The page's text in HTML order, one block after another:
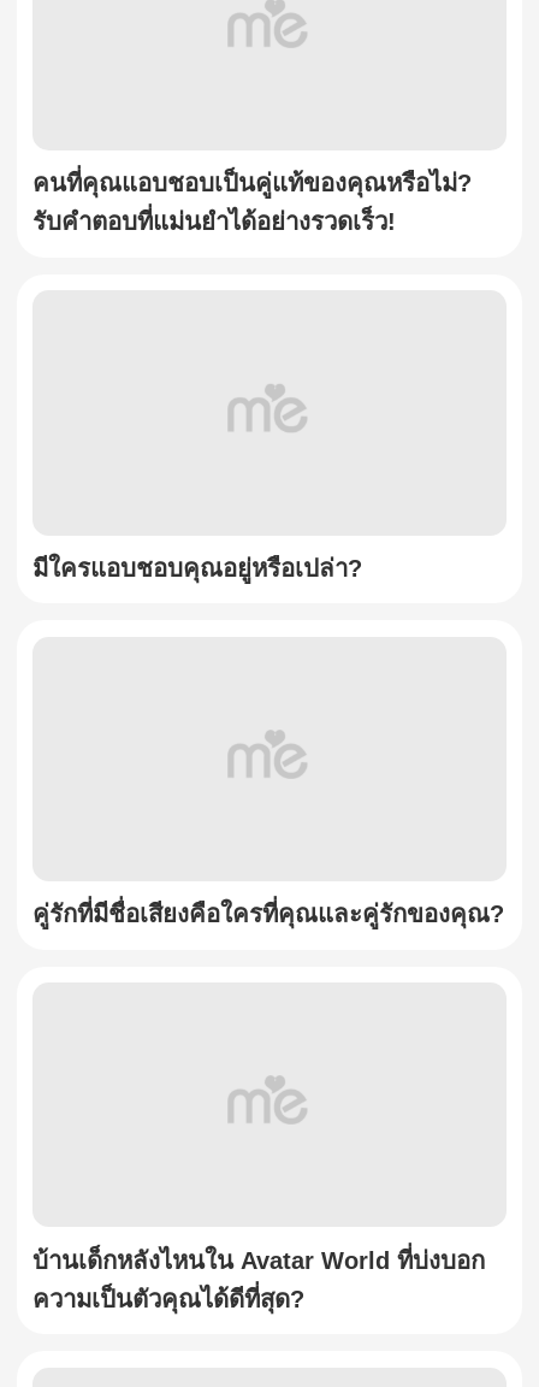
คนที่คุณแอบชอบเป็นคู่แท้ของคุณหรือไม่?
รับคำตอบที่แม่นยำได้อย่างรวดเร็ว!
มีใครแอบชอบคุณอยู่หรือเปล่า?
คู่รักที่มีชื่อเสียงคือใครที่คุณและคู่รักของคุณ?
บ้านเด็กหลังไหนใน Avatar World ที่บ่งบอก
ความเป็นตัวคุณได้ดีที่สุด?